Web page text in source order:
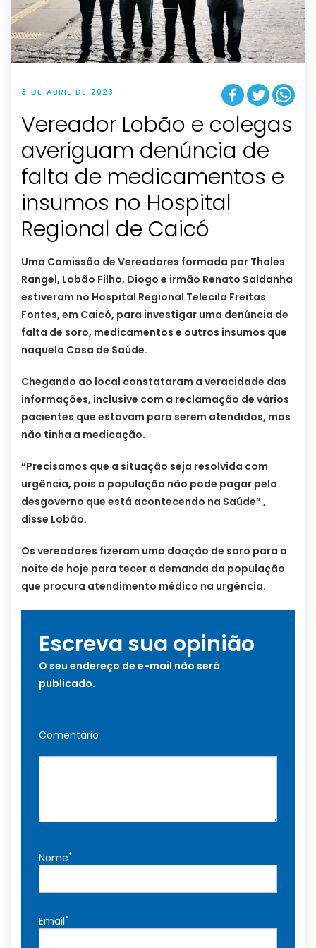
3 DE ABRIL DE 2023
Vereador Lobão e colegas
averiguam denúncia de
falta de medicamentos e
insumos no Hospital
Regional de Caicó
Uma Comissão de Vereadores formada por Thales
Rangel, Lobão Filho, Diogo e irmão Renato Saldanha
estiveram no Hospital Regional Telecila Freitas
Fontes, em Caicó, para investigar uma denúncia de
falta de soro, medicamentos e outros insumos que
naquela Casa de Saúde.
Chegando ao local constataram a veracidade das
informações, inclusive com a reclamação de vários
pacientes que estavam para serem atendidos, mas
não tinha a medicação.
“Precisamos que a situação seja resolvida com
urgência, pois a população não pode pagar pelo
desgoverno que está acontecendo na Saúde” ,
disse Lobão.
Os vereadores fizeram uma doação de soro para a
noite de hoje para tecer a demanda da população
que procura atendimento médico na urgência.
Escreva sua opinião
O seu endereço de e-mail não será
publicado.
Comentário
Nome*
Email*